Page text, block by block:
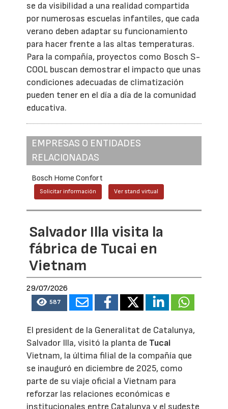
se da visibilidad a una realidad compartida
por numerosas escuelas infantiles, que cada
verano deben adaptar su funcionamiento
para hacer frente a las altas temperaturas.
Para la compañía, proyectos como Bosch S-
COOL buscan demostrar el impacto que unas
condiciones adecuadas de climatización
pueden tener en el día a día de la comunidad
educativa.
EMPRESAS O ENTIDADES
RELACIONADAS
Bosch Home Confort
Solicitar información Ver stand virtual
Salvador Illa visita la
fábrica de Tucai en
Vietnam
29/07/2026
587
El president de la Generalitat de Catalunya,
Salvador Illa, visitó la planta de Tucai
Vietnam, la última filial de la compañía que
se inauguró en diciembre de 2025, como
parte de su viaje oficial a Vietnam para
reforzar las relaciones económicas e
institucionales entre Catalunya y el sudeste